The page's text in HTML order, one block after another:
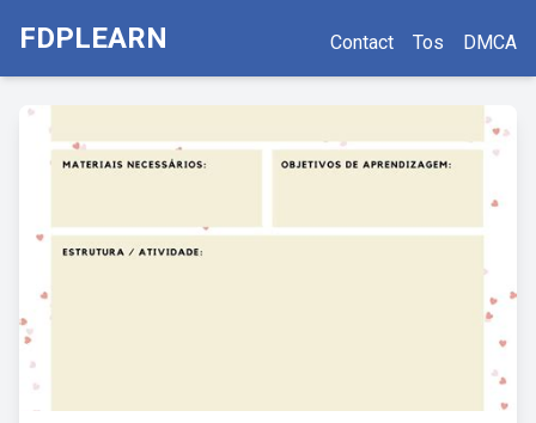
FDPLEARN Contact Tos DMCA